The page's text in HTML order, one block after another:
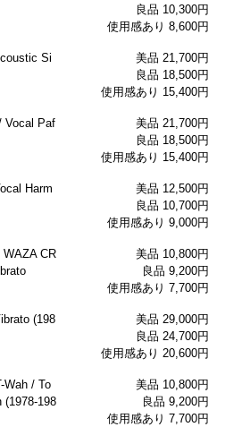
良品 10,300円
使用感あり 8,600円
Si
美品 21,700円
良品 18,500円
使用感あり 15,400円
Vocal Paf
美品 21,700円
良品 18,500円
使用感あり 15,400円
Harm
美品 12,500円
良品 10,700円
使用感あり 9,000円
CR
美品 10,800円
良品 9,200円
使用感あり 7,700円
(198
美品 29,000円
良品 24,700円
使用感あり 20,600円
Wah / To
(1978-198
美品 10,800円
良品 9,200円
使用感あり 7,700円